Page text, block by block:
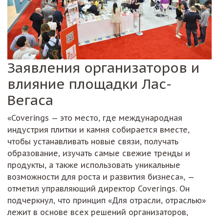
Заявления организаторов и
влияние площадки Лас-
Вегаса
«Coverings — это место, где международная
индустрия плитки и камня собирается вместе,
чтобы устанавливать новые связи, получать
образование, изучать самые свежие тренды и
продукты, а также использовать уникальные
возможности для роста и развития бизнеса», —
отметил управляющий директор Coverings. Он
подчеркнул, что принцип «Для отрасли, отраслью»
лежит в основе всех решений организаторов,